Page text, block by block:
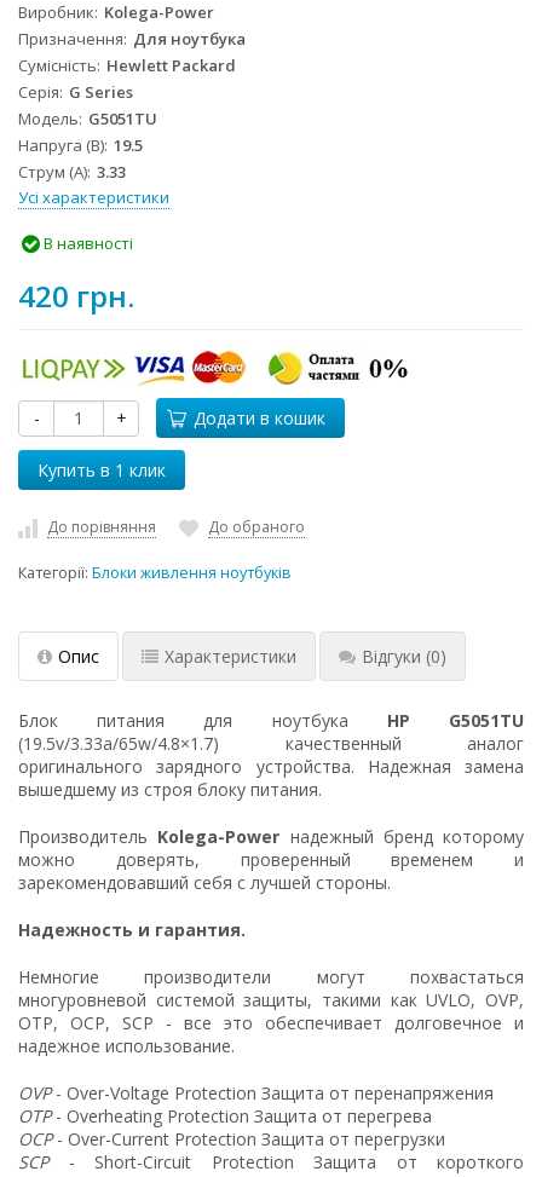
Виробник Kolega-Power
Призначення Для ноутбука
Сумісність Hewlett Packard
Серія G Series
Модель G5051TU
Напруга (В) 19.5
Струм (А) 3.33
Усі характеристики
В наявності
420 грн.
- + Додати в кошик
До порівняння До обраного
Категорії: Блоки живлення ноутбуків
Опис Характеристики Відгуки (0)
Блок питания для ноутбука HP G5051TU
(19.5v/3.33a/65w/4.8×1.7) качественный аналог
оригинального зарядного устройства. Надежная замена
вышедшему из строя блоку питания.
Производитель Kolega-Power надежный бренд которому
можно доверять, проверенный временем и
зарекомендовавший себя с лучшей стороны.
Надежность и гарантия.
Немногие производители могут похвастаться
многуровневой системой защиты, такими как UVLO, OVP,
OTP, OCP, SCP - все это обеспечивает долговечное и
надежное использование.
OVP- Over-Voltage Protection Защита от перенапряжения
OTP- Overheating Protection Защита от перегрева
OCP- Over-Current Protection Защита от перегрузки
SCP- Short-Circuit Protection Защита от короткого